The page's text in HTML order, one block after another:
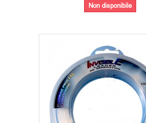
Non disponibile